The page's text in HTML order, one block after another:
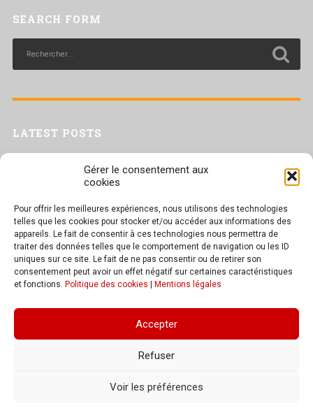
Gérer le consentement aux
cookies
Pour offrir les meilleures expériences, nous utilisons des technologies
telles que les cookies pour stocker et/ou accéder aux informations des
appareils. Le fait de consentir à ces technologies nous permettra de
traiter des données telles que le comportement de navigation ou les ID
uniques sur ce site. Le fait de ne pas consentir ou de retirer son
consentement peut avoir un effet négatif sur certaines caractéristiques
et fonctions. Politique des cookies Mentions légales
Accepter
Refuser
Voir les préférences
SEARCH FORM
LATEST POSTS
Trac confédéral sur les situations de travail par forte chaleur
Séance plénière du CESER du 23 juin 2026
Tract UD 25 — Une nouvelle attaque contre nos droits : les arrêts
maladie
TEXT WIDGET
These widgets are displayed because you haven't added any widgets of
your own yet. You can do so at Appearance > Widgets in the WordPress